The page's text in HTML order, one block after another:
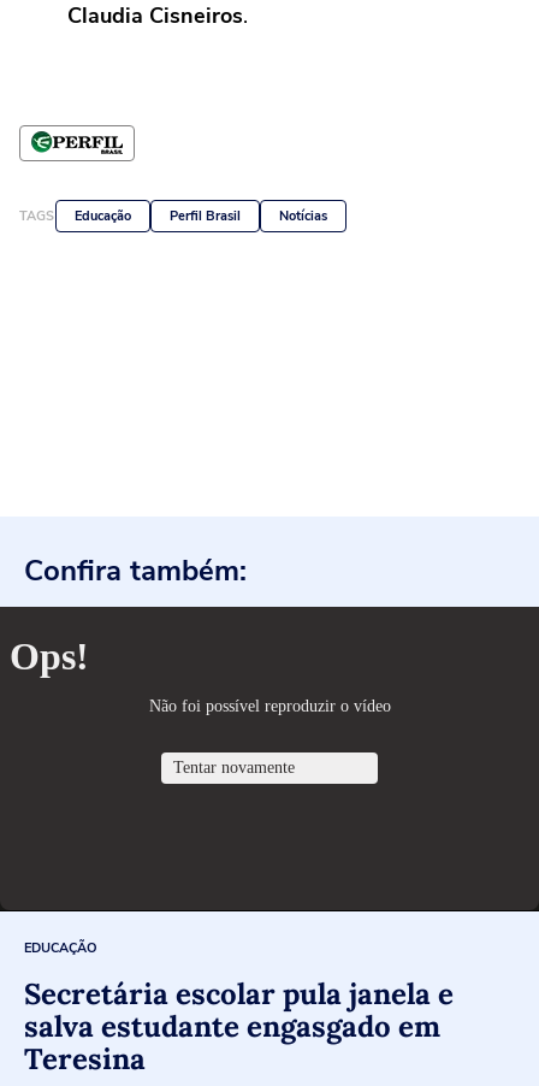
Claudia Cisneiros.
TAGS Educação Perfil Brasil Notícias
Confira também:
EDUCAÇÃO
Secretária escolar pula janela e
salva estudante engasgado em
Teresina